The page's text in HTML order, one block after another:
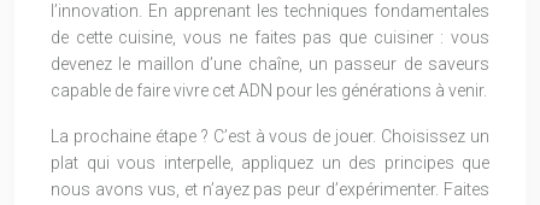
l’innovation. En apprenant les techniques fondamentales
de cette cuisine, vous ne faites pas que cuisiner : vous
devenez le maillon d’une chaîne, un passeur de saveurs
capable de faire vivre cet ADN pour les générations à venir.
La prochaine étape ? C’est à vous de jouer. Choisissez un
plat qui vous interpelle, appliquez un des principes que
nous avons vus, et n’ayez pas peur d’expérimenter. Faites